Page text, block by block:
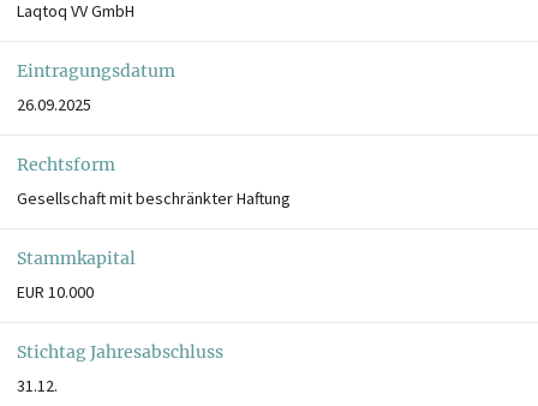
Laqtoq VV GmbH
Eintragungsdatum
26.09.2025
Rechtsform
Gesellschaft mit beschränkter Haftung
Stammkapital
EUR 10.000
Stichtag Jahresabschluss
31.12.